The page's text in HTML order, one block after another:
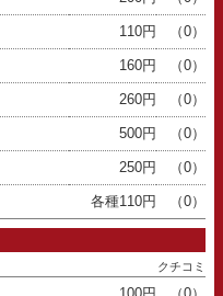
110円 （0）
160円 （0）
260円 （0）
500円 （0）
250円 （0）
各種110円 （0）
クチコミ